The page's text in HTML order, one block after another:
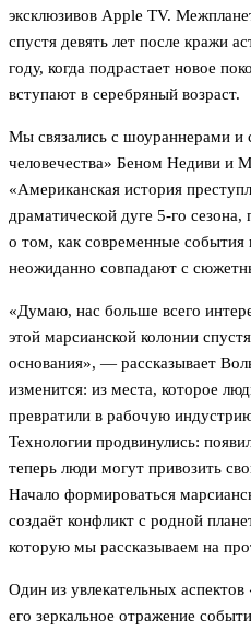
эксклюзивов Apple TV.
спустя девять лет после кражи
году, когда подрастает новое
вступают в серебряный возраст.
Мы связались с шоураннерами и
человечества» Беном Недиви и
«Американская история
драматической дуге 5-го
о том, как современные события
неожиданно совпадают с
«Думаю, нас больше всего
этой марсианской колонии
основания», — рассказывает
изменится: из места, которое
превратили в рабочую
Технологии продвинулись:
теперь люди могут привозить
Начало формироваться
создаёт конфликт с родной
которую мы рассказываем на
Один из увлекательных
его зеркальное отражение